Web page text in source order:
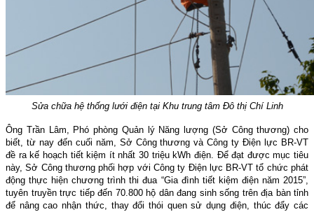
Sửa chữa hệ thống lưới điện tại Khu trung tâm Đô thị Chí Linh
Ông Trần Lâm, Phó phòng Quản lý Năng lượng (Sở Công thương) cho
biết, từ nay đến cuối năm, Sở Công thương và Công ty Điện lực BR-VT
đề ra kế hoạch tiết kiệm ít nhất 30 triệu kWh điện. Để đạt được mục tiêu
này, Sở Công thương phối hợp với Công ty Điện lực BR-VT tổ chức phát
động thực hiện chương trình thi đua “Gia đình tiết kiệm điện năm 2015”,
tuyên truyền trực tiếp đến 70.800 hộ dân đang sinh sống trên địa bàn tỉnh
để nâng cao nhận thức, thay đổi thói quen sử dụng điện, thúc đẩy các